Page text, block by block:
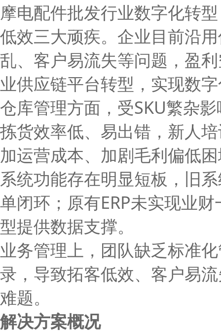
摩电配件批发行业数字化转
低效三大顽疾。企业目前沿
乱、客户易流失等问题，盈
业供应链平台转型，实现数
仓库管理方面，受SKU繁杂
拣货效率低、易出错，新人
加运营成本、加剧毛利偏低
系统功能存在明显短板，旧
单闭环；原有ERP未实现业
型提供数据支撑。
业务管理上，团队缺乏标准
录，导致拓客低效、客户易
难题。
解决方案概况